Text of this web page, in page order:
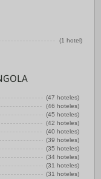
(1 hotel)
(47 hoteles)
(46 hoteles)
(45 hoteles)
(42 hoteles)
(40 hoteles)
(39 hoteles)
(35 hoteles)
(34 hoteles)
(31 hoteles)
(31 hoteles)